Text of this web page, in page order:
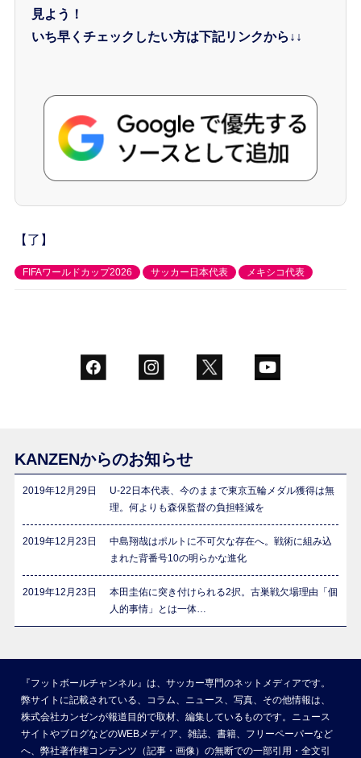
見よう！
いち早くチェックしたい方は下記リンクから↓↓
【了】
FIFAワールドカップ2026 サッカー日本代表 メキシコ代表
KANZENからのお知らせ
2019年12月29日
U-22日本代表、今のままで東京五輪メダル獲得は無
理。何よりも森保監督の負担軽減を
2019年12月23日
中島翔哉はポルトに不可欠な存在へ。戦術に組み込
まれた背番号10の明らかな進化
2019年12月23日
本田圭佑に突き付けられる2択。古巣戦欠場理由「個
人的事情」とは一体…
『フットボールチャンネル』は、サッカー専門のネットメディアです。
弊サイトに記載されている、コラム、ニュース、写真、その他情報は、
株式会社カンゼンが報道目的で取材、編集しているものです。ニュース
サイトやブログなどのWEBメディア、雑誌、書籍、フリーペーパーなど
へ、弊社著作権コンテンツ（記事・画像）の無断での一部引用・全文引